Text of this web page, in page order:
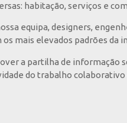
habitação, serviços e
equipa, designers,
mais elevados padrões da
a partilha de informação
do trabalho colaborativo